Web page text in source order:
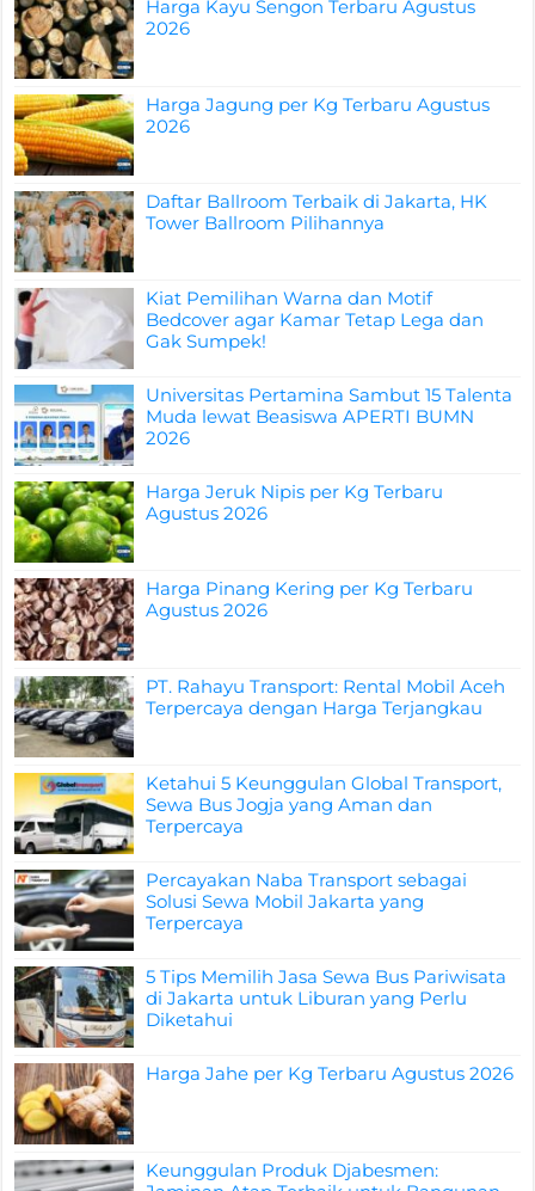
Harga Kayu Sengon Terbaru Agustus
2026
Harga Jagung per Kg Terbaru Agustus
2026
Daftar Ballroom Terbaik di Jakarta, HK
Tower Ballroom Pilihannya
Kiat Pemilihan Warna dan Motif
Bedcover agar Kamar Tetap Lega dan
Gak Sumpek!
Universitas Pertamina Sambut 15 Talenta
Muda lewat Beasiswa APERTI BUMN
2026
Harga Jeruk Nipis per Kg Terbaru
Agustus 2026
Harga Pinang Kering per Kg Terbaru
Agustus 2026
PT. Rahayu Transport: Rental Mobil Aceh
Terpercaya dengan Harga Terjangkau
Ketahui 5 Keunggulan Global Transport,
Sewa Bus Jogja yang Aman dan
Terpercaya
Percayakan Naba Transport sebagai
Solusi Sewa Mobil Jakarta yang
Terpercaya
5 Tips Memilih Jasa Sewa Bus Pariwisata
di Jakarta untuk Liburan yang Perlu
Diketahui
Harga Jahe per Kg Terbaru Agustus 2026
Keunggulan Produk Djabesmen: